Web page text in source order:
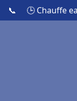
📞 🕒 Chauffe